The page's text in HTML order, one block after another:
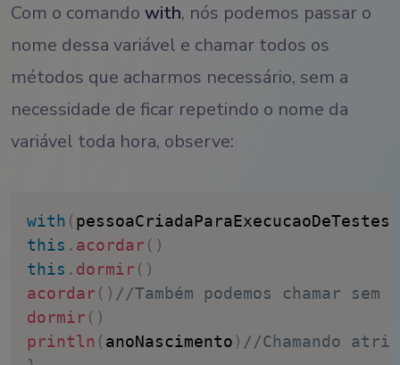
Com o comando with, nós podemos passar o
nome dessa variável e chamar todos os
métodos que acharmos necessário, sem a
necessidade de ficar repetindo o nome da
variável toda hora, observe:
with (pessoaCriadaParaExecucaoDeTestes
this . acordar ( )
this . dormir ( )
acordar ( ) //Também podemos chamar
dormir ( )
println (anoNascimento) //Chamando